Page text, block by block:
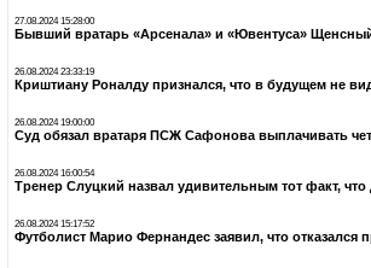
27.08.2024 15:28:00
Бывший вратарь «Арсенала» и «Ювентуса»
26.08.2024 23:33:19
Криштиану Роналду признался, что в будущем не
26.08.2024 19:00:00
Суд обязал вратаря ПСЖ Сафонова выплачивать
26.08.2024 16:00:54
Тренер Слуцкий назвал удивительным тот факт, что
26.08.2024 15:17:52
Футболист Марио Фернандес заявил, что отказался